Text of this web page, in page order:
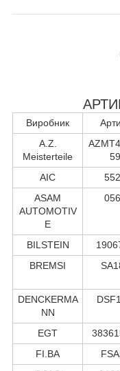
Виробник
A.Z.
Meisterteile
AIC
ASAM
AUTOMOTIV
E
BILSTEIN
BREMSI
DENCKERMA
NN
EGT
FI.BA